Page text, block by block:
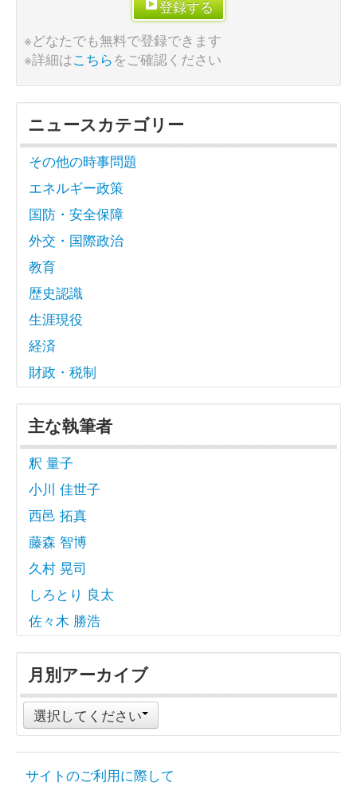
登録する
※どなたでも無料で登録できます
※詳細はこちらをご確認ください
ニュースカテゴリー
その他の時事問題
エネルギー政策
国防・安全保障
外交・国際政治
教育
歴史認識
生涯現役
経済
財政・税制
主な執筆者
釈 量子
小川 佳世子
西邑 拓真
藤森 智博
久村 晃司
しろとり 良太
佐々木 勝浩
月別アーカイブ
選択してください
サイトのご利用に際して